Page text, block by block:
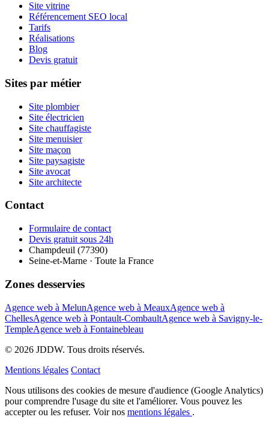
Site vitrine
Référencement SEO local
Tarifs
Réalisations
Blog
Devis gratuit
Sites par métier
Site plombier
Site électricien
Site chauffagiste
Site menuisier
Site maçon
Site paysagiste
Site avocat
Site architecte
Contact
Formulaire de contact
Devis gratuit sous 24h
Champdeuil (77390)
Seine-et-Marne · Toute la France
Zones desservies
Agence web à MelunAgence web à MeauxAgence web à
ChellesAgence web à Pontault-CombaultAgence web à Savigny-le-
TempleAgence web à Fontainebleau
© 2026 JDDW. Tous droits réservés.
Mentions légales Contact
Nous utilisons des cookies de mesure d'audience (Google Analytics)
pour comprendre l'usage du site et l'améliorer. Vous pouvez les
accepter ou les refuser. Voir nos mentions légales .